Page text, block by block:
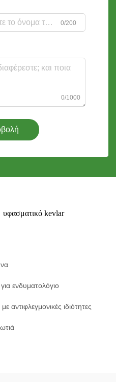
0/200
0/1000
υφασματικό kevlar
ενδυματολόγιο
αντιφλεγμονικές ιδιότητες